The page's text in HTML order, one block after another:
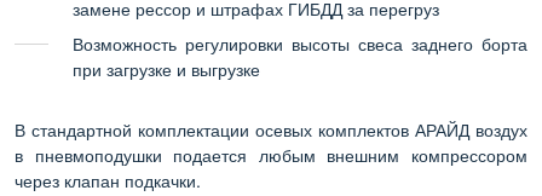
замене рессор и штрафах ГИБДД за перегруз
Возможность регулировки высоты свеса заднего борта
при загрузке и выгрузке
В стандартной комплектации осевых комплектов АРАЙД воздух
в пневмоподушки подается любым внешним компрессором
через клапан подкачки.